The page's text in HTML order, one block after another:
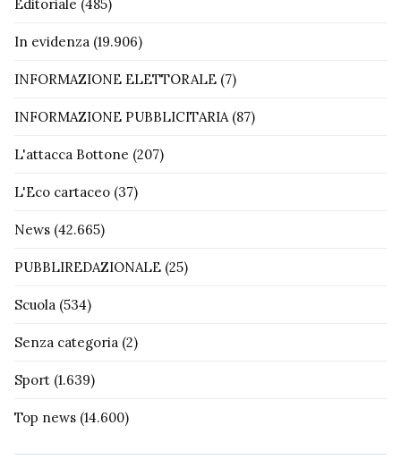
Editoriale (485)
In evidenza (19.906)
INFORMAZIONE ELETTORALE (7)
INFORMAZIONE PUBBLICITARIA(87)
L'attacca Bottone (207)
L'Eco cartaceo (37)
News (42.665)
PUBBLIREDAZIONALE (25)
Scuola (534)
Senza categoria (2)
Sport (1.639)
Top news (14.600)